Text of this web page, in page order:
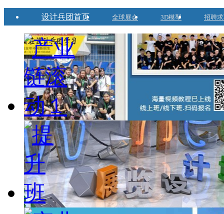
设计兵团首页 全球展会 3D模型 招聘